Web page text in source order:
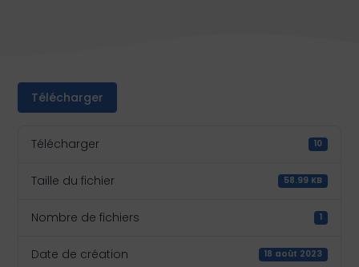
Télécharger
Télécharger 10
Taille du fichier 58.99 KB
Nombre de fichiers 1
Date de création 18 août 2023